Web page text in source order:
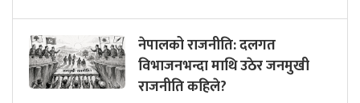
नेपालको राजनीति: दलगत
विभाजनभन्दा माथि उठेर जनमुखी
राजनीति कहिले?